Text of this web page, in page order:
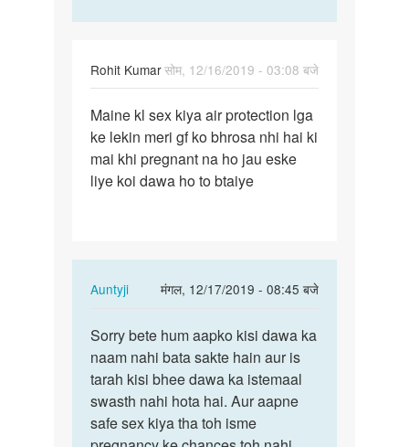
Rohit Kumarसोम, 12/16/2019 - 03:08 बजे
Maine
kl
sex
kiya
Maine kl sex kiya air protection lga
ke lekin meri gf ko bhrosa nhi hai ki
mai khi pregnant na ho jau eske
liye koi dawa ho to btaiye
Auntyji
मंगल, 12/17/2019 - 08:45 बजे
In
to
Maine
kl
sex
kiya
air…
Sorry
bete
hum
aapko
kisi…
Sorry bete hum aapko kisi dawa ka
naam nahi bata sakte hain aur is
tarah kisi bhee dawa ka istemaal
swasth nahi hota hai. Aur aapne
safe sex kiya tha toh isme